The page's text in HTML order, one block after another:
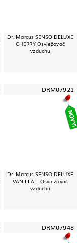
Dr. Marcus SENSO DELUXE
CHERRY Osviežovač
vzduchu
DRM07921
Dr. Marcus SENSO DELUXE
VANILLA – Osviežovač
vzduchu
DRM07948